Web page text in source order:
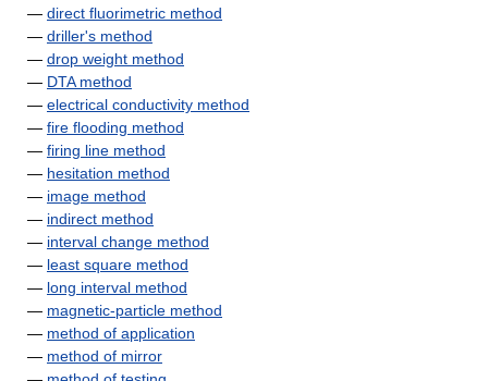
— direct fluorimetric method
— driller's method
— drop weight method
— DTA method
— electrical conductivity method
— fire flooding method
— firing line method
— hesitation method
— image method
— indirect method
— interval change method
— least square method
— long interval method
— magnetic-particle method
— method of application
— method of mirror